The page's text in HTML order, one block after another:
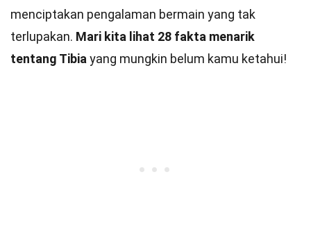
menciptakan pengalaman bermain yang tak
terlupakan. Mari kita lihat 28 fakta menarik
tentang Tibia yang mungkin belum kamu ketahui!